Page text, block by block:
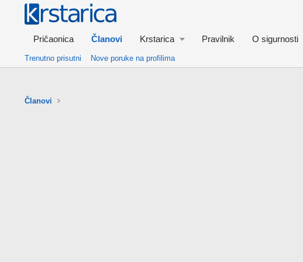
Pričaonica Članovi Krstarica Pravilnik O sigurnosti
Trenutno prisutni Nove poruke na profilima
Članovi